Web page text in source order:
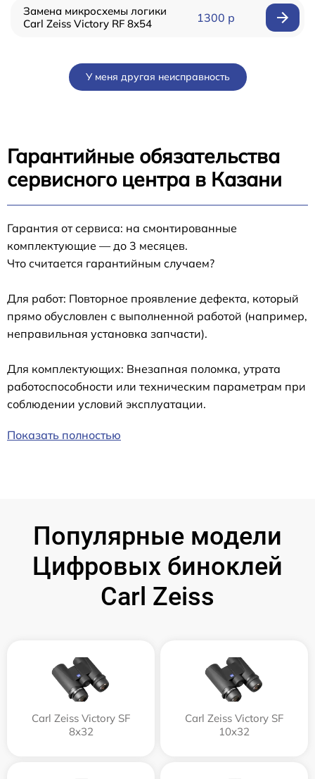
Замена микросхемы логики
Carl Zeiss Victory RF 8x54
1300 р
У меня другая неисправность
Гарантийные обязательства
сервисного центра в Казани
Гарантия от сервиса: на смонтированные
комплектующие — до 3 месяцев.
Что считается гарантийным случаем?
Для работ: Повторное проявление дефекта, который
прямо обусловлен с выполненной работой (например,
неправильная установка запчасти).
Для комплектующих: Внезапная поломка, утрата
работоспособности или техническим параметрам при
соблюдении условий эксплуатации.
Показать полностью
Популярные модели
Цифровых биноклей
Carl Zeiss
Carl Zeiss Victory SF
8x32
Carl Zeiss Victory SF
10x32